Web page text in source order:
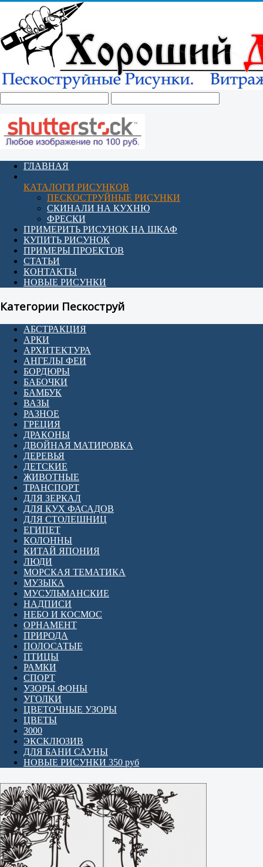
ГЛАВНАЯ
КАТАЛОГИ РИСУНКОВ
ПЕСКОСТРУЙНЫЕ РИСУНКИ
СКИНАЛИ НА КУХНЮ
ФРЕСКИ
ПРИМЕРИТЬ РИСУНОК НА ШКАФ
КУПИТЬ РИСУНОК
ПРИМЕРЫ ПРОЕКТОВ
СТАТЬИ
КОНТАКТЫ
НОВЫЕ РИСУНКИ
Категории Пескоструй
АБСТРАКЦИЯ
АРКИ
АРХИТЕКТУРА
АНГЕЛЫ ФЕИ
БОРДЮРЫ
БАБОЧКИ
БАМБУК
ВАЗЫ
РАЗНОЕ
ГРЕЦИЯ
ДРАКОНЫ
ДВОЙНАЯ МАТИРОВКА
ДЕРЕВЬЯ
ДЕТСКИЕ
ЖИВОТНЫЕ
ТРАНСПОРТ
ДЛЯ ЗЕРКАЛ
ДЛЯ КУХ ФАСАДОВ
ДЛЯ СТОЛЕШНИЦ
ЕГИПЕТ
КОЛОННЫ
КИТАЙ ЯПОНИЯ
ЛЮДИ
МОРСКАЯ ТЕМАТИКА
МУЗЫКА
МУСУЛЬМАНСКИЕ
НАДПИСИ
НЕБО И КОСМОС
ОРНАМЕНТ
ПРИРОДА
ПОЛОСАТЫЕ
ПТИЦЫ
РАМКИ
СПОРТ
УЗОРЫ ФОНЫ
УГОЛКИ
ЦВЕТОЧНЫЕ УЗОРЫ
ЦВЕТЫ
3000
ЭКСКЛЮЗИВ
ДЛЯ БАНИ САУНЫ
НОВЫЕ РИСУНКИ 350 руб